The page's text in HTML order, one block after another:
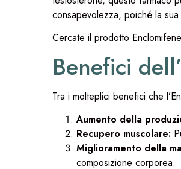
consapevolezza, poiché la
Cercate il prodotto
Benefici
Tra i molteplici benefici che
Aumento della
Recupero muscolare:
Miglioramento della
composizione corporea.